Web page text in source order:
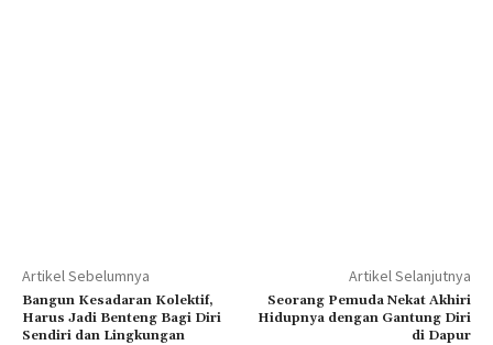
Artikel Sebelumnya
Bangun Kesadaran Kolektif,
Harus Jadi Benteng Bagi Diri
Sendiri dan Lingkungan
Artikel Selanjutnya
Seorang Pemuda Nekat Akhiri
Hidupnya dengan Gantung Diri
di Dapur